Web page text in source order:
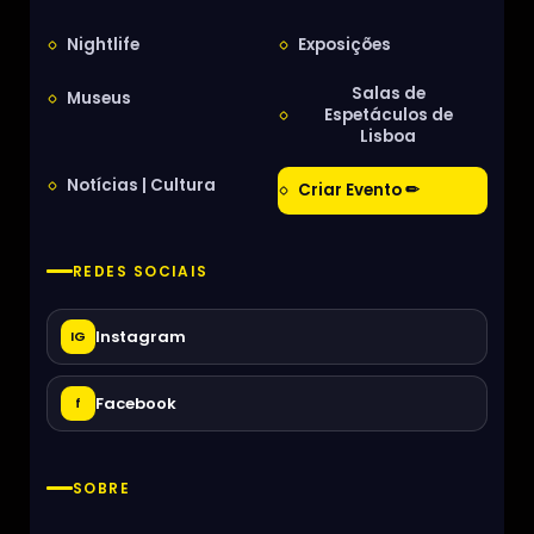
Nightlife Exposições
Museus
Salas de
Espetáculos de
Lisboa
Notícias | Cultura Criar Evento ✏
REDES SOCIAIS
IG Instagram
f Facebook
SOBRE